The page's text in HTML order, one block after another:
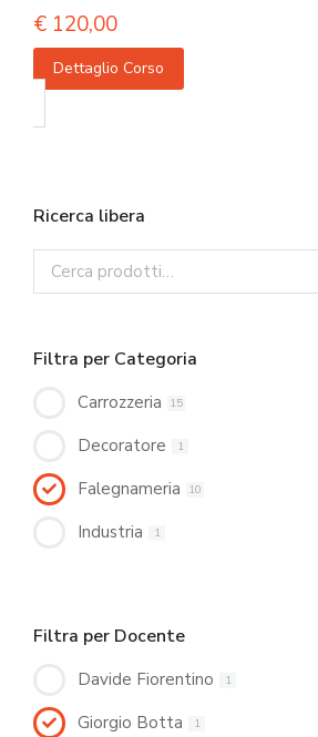
€ 120,00
Dettaglio Corso
Ricerca libera
Filtra per Categoria
Carrozzeria 15
Decoratore 1
Falegnameria 10
Industria 1
Filtra per Docente
Davide Fiorentino 1
Giorgio Botta 1